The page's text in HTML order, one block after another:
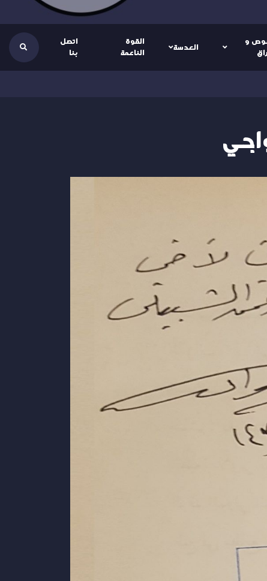
و
العدسة
القوة
الناعمة
اتصل
بنا